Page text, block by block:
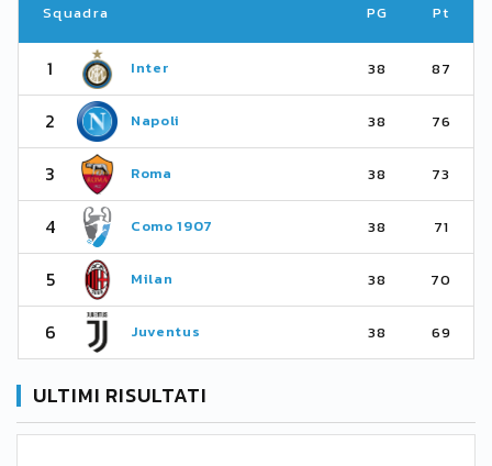
Squadra PG Pt
1 Inter 38 87
2 Napoli 38 76
3 Roma 38 73
4 Como 1907 38 71
5 Milan 38 70
6 Juventus 38 69
ULTIMI RISULTATI